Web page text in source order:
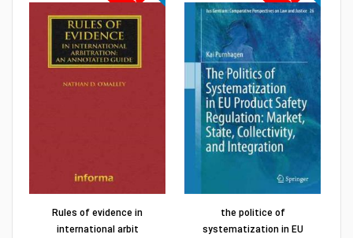
مشاهده و خرید مشاهده و خرید
the politice of
systematization in EU
Rules of evidence in
international arbit